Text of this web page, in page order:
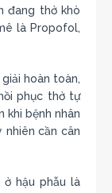
đang thở khò
là Propofol,
hoàn toàn,
phục thở tự
khi bệnh nhân
cần cân
ở hậu phẫu là